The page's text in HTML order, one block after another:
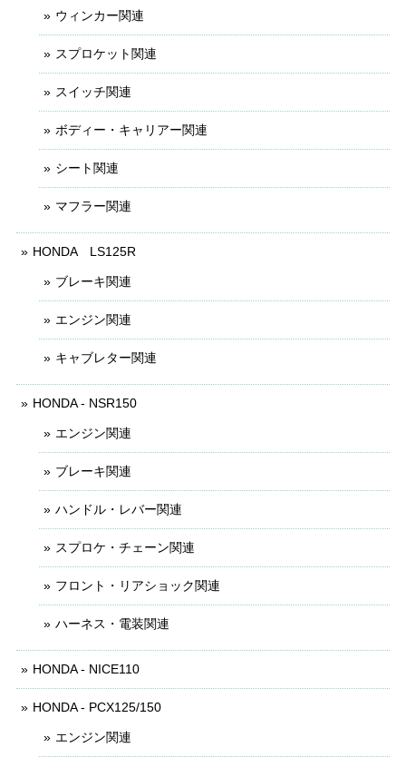
ウィンカー関連
スプロケット関連
スイッチ関連
ボディー・キャリアー関連
シート関連
マフラー関連
HONDA LS125R
ブレーキ関連
エンジン関連
キャブレター関連
HONDA - NSR150
エンジン関連
ブレーキ関連
ハンドル・レバー関連
スプロケ・チェーン関連
フロント・リアショック関連
ハーネス・電装関連
HONDA - NICE110
HONDA - PCX125/150
エンジン関連